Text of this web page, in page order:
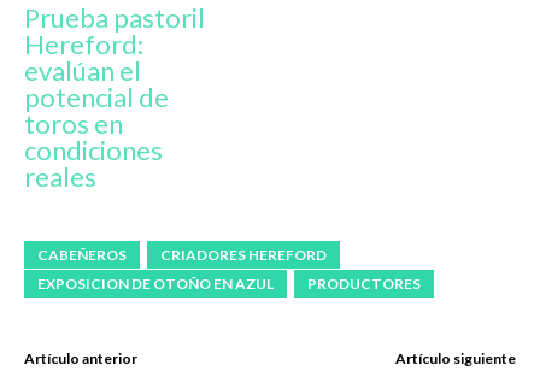
Prueba pastoril
Hereford:
evalúan el
potencial de
toros en
condiciones
reales
CABEÑEROS
CRIADORES HEREFORD
EXPOSICION DE OTOÑO EN AZUL
PRODUCTORES
Artículo anterior Artículo siguiente